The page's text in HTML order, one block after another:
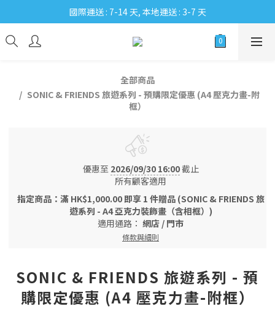
國際運送 : 7-14 天, 本地運送 : 3-7 天
全部商品
SONIC & FRIENDS 旅遊系列 - 預購限定優惠 (A4 壓克力畫-附
框）
優惠至 2026/09/30 16:00截止
所有顧客適用
指定商品：滿 HK$1,000.00 即享 1 件贈品 (SONIC & FRIENDS 旅
遊系列 - A4 亞克力裝飾畫（含相框）)
適用通路： 網店 / 門市
條款與細則
SONIC & FRIENDS 旅遊系列 - 預
購限定優惠 (A4 壓克力畫-附框）